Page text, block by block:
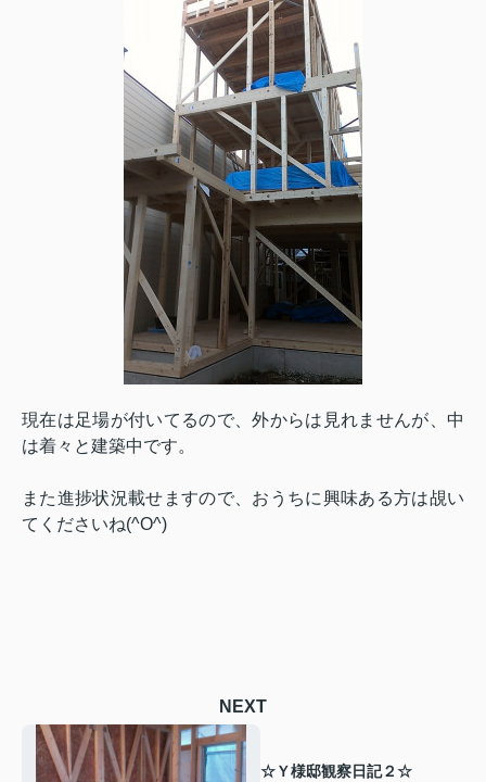
現在は足場が付いてるので、外からは見れませんが、中
は着々と建築中です。
また進捗状況載せますので、おうちに興味ある方は覘い
てくださいね(^O^)
NEXT
☆Ｙ様邸観察日記２☆